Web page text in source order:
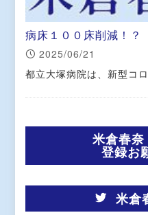
病床１００床削減！
2025/06/21
都立大塚病院は、新型コ
米倉春
登録お
米倉